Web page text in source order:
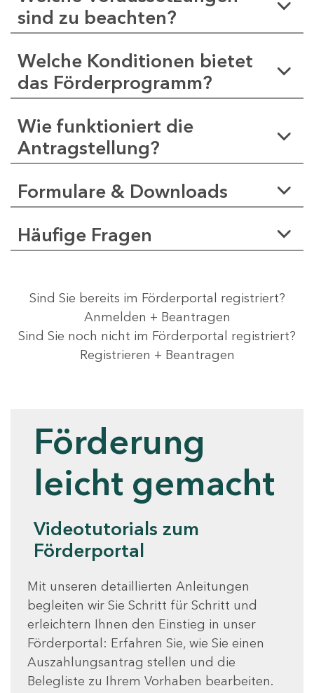
sind zu beachten?
Welche Konditionen bietet
das Förderprogramm?
Wie funktioniert die
Antragstellung?
Formulare & Downloads
Häufige Fragen
Sind Sie bereits im Förderportal registriert?
Anmelden + Beantragen
Sind Sie noch nicht im Förderportal registriert?
Registrieren + Beantragen
Förderung
leicht gemacht
Videotutorials zum
Förderportal
Mit unseren detaillierten Anleitungen
begleiten wir Sie Schritt für Schritt und
erleichtern Ihnen den Einstieg in unser
Förderportal: Erfahren Sie, wie Sie einen
Auszahlungsantrag stellen und die
Belegliste zu Ihrem Vorhaben bearbeiten.